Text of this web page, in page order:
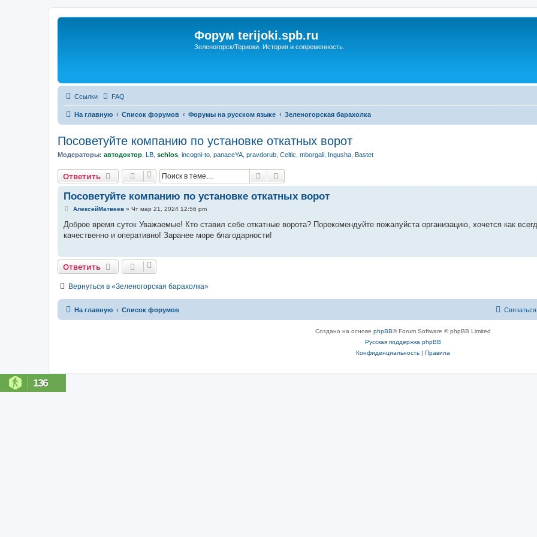
Форум terijoki.spb.ru
Зеленогорск/Териоки. История и современность.
Ссылки FAQ
На главную Список форумов Форумы на русском языке Зеленогорская барахолка
Посоветуйте компанию по установке откатных ворот
Модераторы: автодоктор LB schlos incogni-to panaceYA pravdorub Celtic mborgali Ingusha Bastet
Ответить Поиск
Посоветуйте компанию по установке откатных ворот
С
о
щ
и
е
АлексейМатвеев» Чт мар 21, 2024 12:56 pm
Доброе время суток Уважаемые! Кто ставил себе откатные ворота? Порекомендуйте пожалуйста организацию, хочется как
качественно и оперативно! Заранее море благодарности!
Ответить
Вернуться в «Зеленогорская барахолка»
На главную Список форумов
Создано на основе phpBB® Forum Software © phpBB Limited
Русская поддержка phpBB
Конфиденциальность| Правила
136